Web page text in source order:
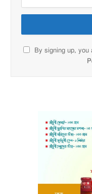
By signing up, you